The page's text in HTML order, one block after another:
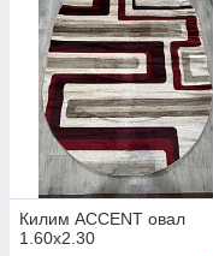
Килим ACCENT овал
1.60х2.30